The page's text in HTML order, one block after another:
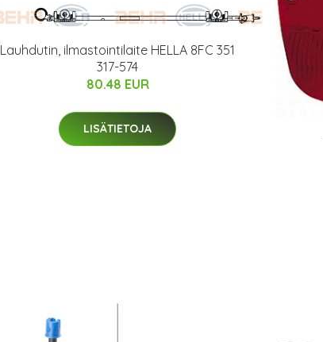
Lauhdutin, ilmastointilaite HELLA 8FC 351
317-574
80.48 EUR
LISÄTIETOJA